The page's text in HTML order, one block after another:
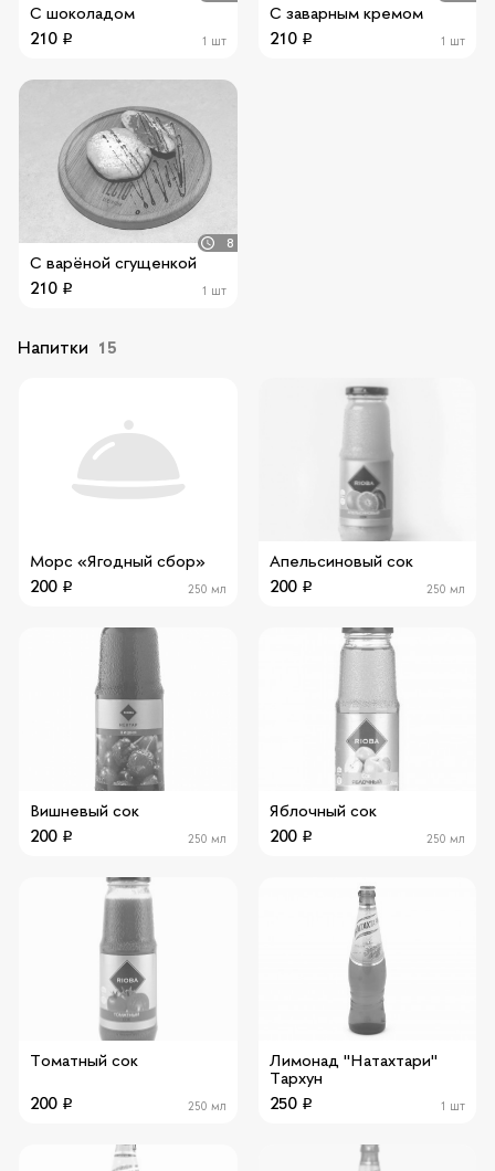
С шоколадом
210 1 шт
С заварным кремом
210 1 шт
8
С варёной сгущенкой
210 1 шт
Напитки 15
Морс «Ягодный сбор»
200 250 мл
Апельсиновый сок
200 250 мл
Вишневый сок
200 250 мл
Яблочный сок
200 250 мл
Томатный сок
200 250 мл
Лимонад "Натахтари"
Тархун
250 1 шт